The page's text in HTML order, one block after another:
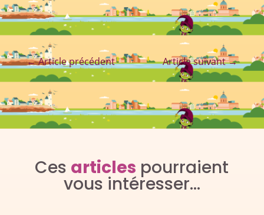
←Article précédent Article suivant→
Ces articles pourraient
vous intéresser…